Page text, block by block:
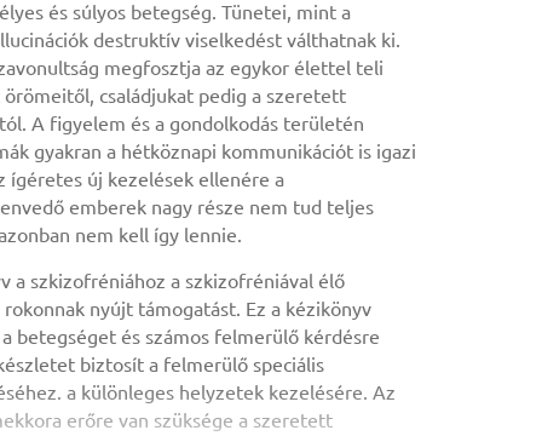
és súlyos betegség. Tünetei, mint a
destruktív viselkedést válthatnak ki.
megfosztja az egykor élettel teli
családjukat pedig a szeretett
A figyelem és a gondolkodás területén
gyakran a hétköznapi kommunikációt is igazi
ígéretes új kezelések ellenére a
emberek nagy része nem tud teljes
nem kell így lennie.
a szkizofréniához a szkizofréniával élő
nyújt támogatást. Ez a kézikönyv
betegséget és számos felmerülő kérdésre
biztosít a felmerülő speciális
a különleges helyzetek kezelésére. Az
erőre van szüksége a szeretett